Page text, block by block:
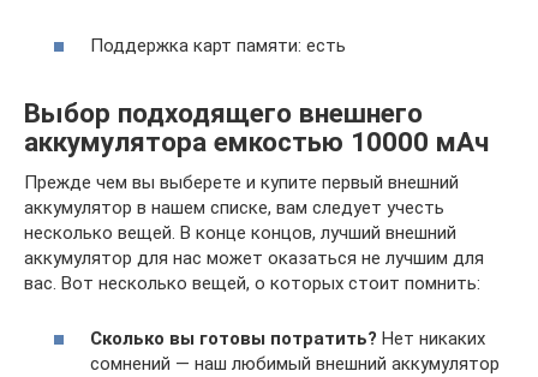
Поддержка карт памяти: есть
Выбор подходящего внешнего
аккумулятора емкостью 10000 мАч
Прежде чем вы выберете и купите первый внешний
аккумулятор в нашем списке, вам следует учесть
несколько вещей. В конце концов, лучший внешний
аккумулятор для нас может оказаться не лучшим для
вас. Вот несколько вещей, о которых стоит помнить:
Сколько вы готовы потратить? Нет никаких
сомнений — наш любимый внешний аккумулятор